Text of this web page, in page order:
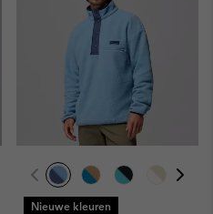
Nieuwe kleuren